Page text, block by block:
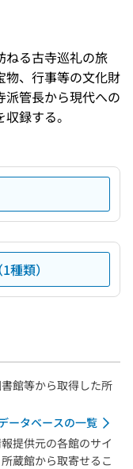
ねる古寺巡礼の旅
物、行事等の文化財
派管長から現代への
録する。
類）
館等から取得した所
ータベースの一覧
提供元の各館のサイ
蔵館から取寄せるこ